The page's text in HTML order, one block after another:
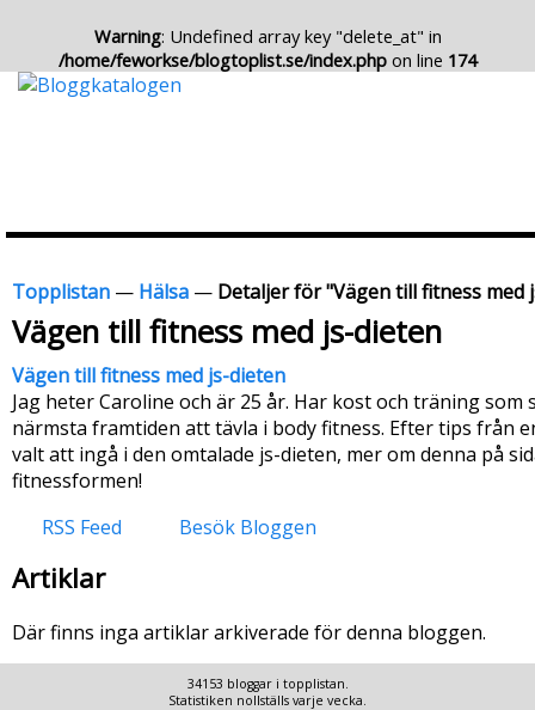
Warning: Undefined array key "delete_at" in
/home/feworkse/blogtoplist.se/index.php on line 174
Topplistan — Hälsa — Detaljer för "Vägen till fitness med
Vägen till fitness med js-dieten
Vägen till fitness med js-dieten
Jag heter Caroline och är 25 år. Har kost och träning
närmsta framtiden att tävla i body fitness. Efter tips från
valt att ingå i den omtalade js-dieten, mer om denna på
fitnessformen!
RSS Feed
Besök Bloggen
Artiklar
Där finns inga artiklar arkiverade för denna bloggen.
34153 bloggar i topplistan.
Statistiken nollställs varje vecka.